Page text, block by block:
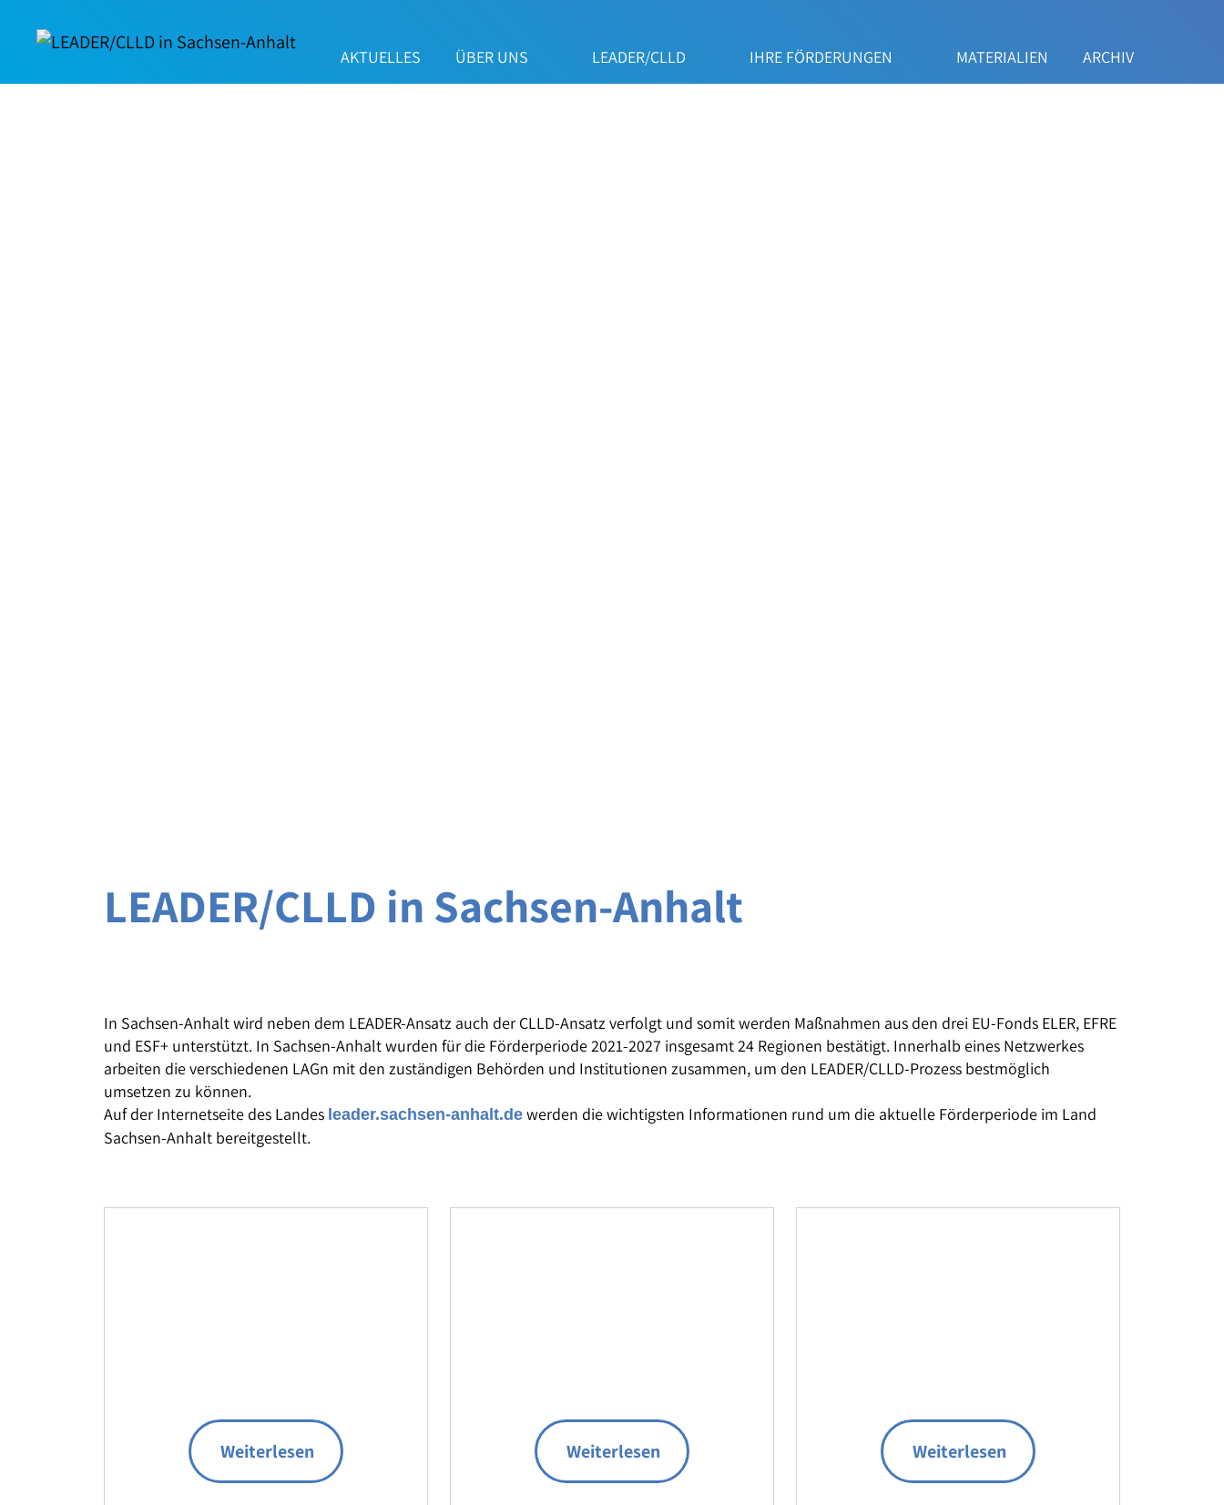
AKTUELLES ÜBER UNS LEADER/CLLD IHRE FÖRDERUNGEN MATERIALIEN ARCHIV
LEADER/CLLD in Sachsen-Anhalt
In Sachsen-Anhalt wird neben dem LEADER-Ansatz auch der CLLD-Ansatz verfolgt und somit werden Maßnahmen aus den drei EU-Fonds ELER, EFRE
und ESF+ unterstützt. In Sachsen-Anhalt wurden für die Förderperiode 2021-2027 insgesamt 24 Regionen bestätigt. Innerhalb eines Netzwerkes
arbeiten die verschiedenen LAGn mit den zuständigen Behörden und Institutionen zusammen, um den LEADER/CLLD-Prozess bestmöglich
umsetzen zu können.
Auf der Internetseite des Landes leader.sachsen-anhalt.de werden die wichtigsten Informationen rund um die aktuelle Förderperiode im Land
Sachsen-Anhalt bereitgestellt.
Weiterlesen Weiterlesen Weiterlesen